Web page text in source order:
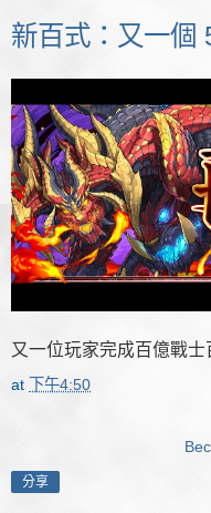
新百式：又一個
又一位玩家完成百億戰士
at 下午4:50
分享